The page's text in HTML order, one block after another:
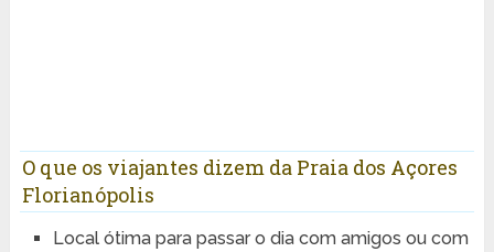
O que os viajantes dizem da Praia dos Açores
Florianópolis
Local ótima para passar o dia com amigos ou com